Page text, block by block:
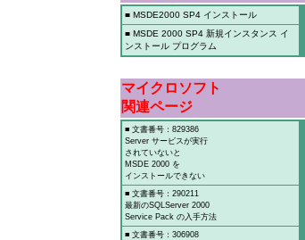
■ MSDE2000 SP4 インストール
■ MSDE 2000 SP4 新規インスタンス イ
ンストール プログラム
マイクロソフト
関連ページ
■ 文書番号：829386
Server サービスが実行
されていないと
MSDE 2000 を
インストールできない
■ 文書番号：290211
最新のSQLServer 2000
Service Pack の入手方法
■ 文書番号：306908